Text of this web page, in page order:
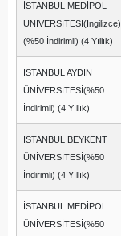
İSTANBUL MEDİPOL
ÜNİVERSİTESİ(İngilizce)
(%50 İndirimli) (4 Yıllık)
İSTANBUL AYDIN
ÜNİVERSİTESİ(%50
İndirimli) (4 Yıllık)
İSTANBUL BEYKENT
ÜNİVERSİTESİ(%50
İndirimli) (4 Yıllık)
İSTANBUL MEDİPOL
ÜNİVERSİTESİ(%50